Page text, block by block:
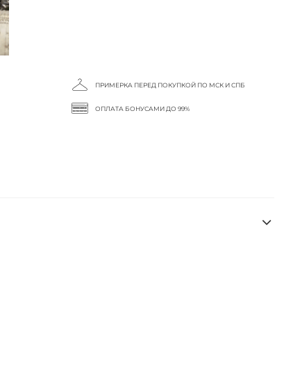
ПРИМЕРКА ПЕРЕД ПОКУПКОЙ ПО МСК И СПБ
ОПЛАТА БОНУСАМИ ДО 99%